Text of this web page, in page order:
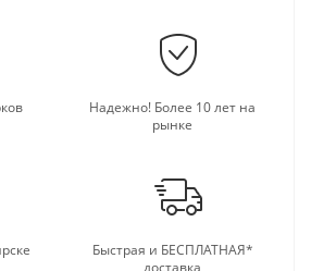
замечательным подарком
Надежно! Более 10 лет на
рынке
Быстрая и БЕСПЛАТНАЯ*
доставка